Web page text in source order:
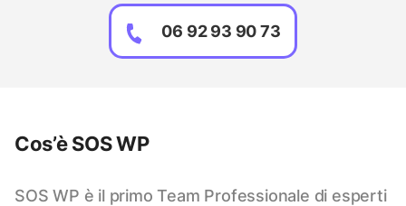
06 92 93 90 73
Cos’è SOS WP
SOS WP è il primo Team Professionale di esperti